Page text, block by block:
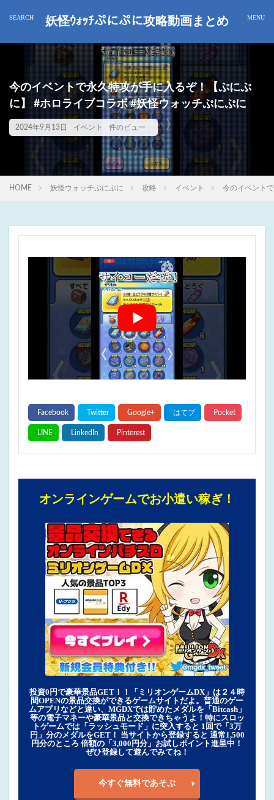
妖怪ｳｫｯﾁぷにぷに攻略動画まとめ
今のイベントで永久特攻が手に入るぞ！【ぷにぷ
に】 #ホロライブコラボ #妖怪ウォッチぷにぷに
2024年9月13日 イベント 件のビュー
HOME 妖怪ウォッチぷにぷに 攻略 イベント 今のイベント
オンラインゲームでお小遣い稼ぎ！
投資0円で豪華景品GET！！「ミリオンゲームDX」は２４時
間OPENの景品交換ができるゲームサイトだよ。普通のゲー
ムアプリなどと違い、MGDXでは貯めたメダルを「Bitcash」
等の電子マネーや豪華景品と交換できちゃうよ！特にスロッ
トゲームでは「ラッシュモード」に突入すると 1回で「3万
円」分のメダルをGET！ 当サイトから登録すると 通常1,500
円分のところ 倍額の「3,000円分」お試しポイント進呈中！
ぜひ登録して遊んでみてね！
今すぐ無料であそぶ